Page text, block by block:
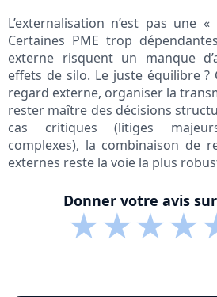
L’externalisation n’est pas une
Certaines PME trop
externe risquent un manque
effets de silo. Le juste équilibre
regard externe, organiser la
rester maître des décisions
cas critiques (litiges
complexes), la combinaison de
externes reste la voie la plus
Donner votre avis
★★★★